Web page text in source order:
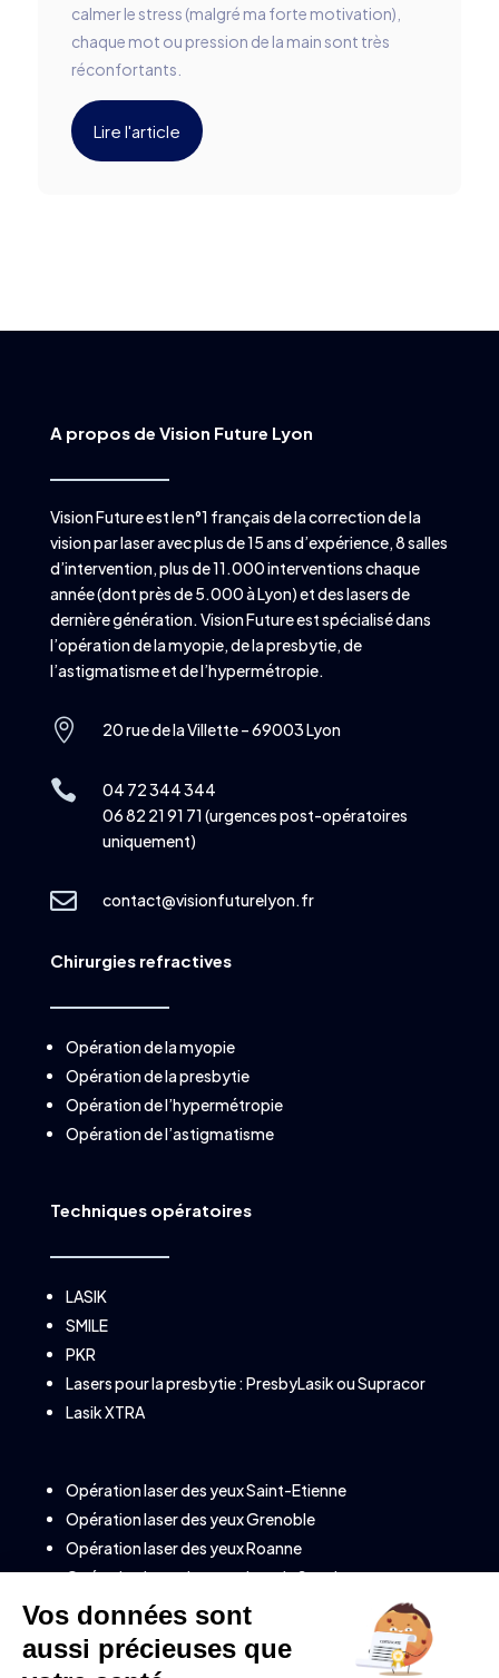
calmer le stress (malgré ma forte motivation),
chaque mot ou pression de la main sont très
réconfortants.
Lire l'article
A propos de Vision Future Lyon
Vision Future est le n°1 français de la correction de la
vision par laser avec plus de 15 ans d’expérience, 8 salles
d’intervention, plus de 11.000 interventions chaque
année (dont près de 5.000 à Lyon) et des lasers de
dernière génération. Vision Future est spécialisé dans
l’opération de la myopie, de la presbytie, de
l’astigmatisme et de l’hypermétropie.
 20 rue de la Villette – 69003 Lyon

04 72 344 344
06 82 21 91 71 (urgences post-opératoires
uniquement)
 contact@visionfuturelyon.fr
Chirurgies refractives
Opération de la myopie
Opération de la presbytie
Opération de l’hypermétropie
Opération de l’astigmatisme
Techniques opératoires
LASIK
SMILE
PKR
Lasers pour la presbytie :PresbyLasikouSupracor
Lasik XTRA
Opération laser des yeux Saint-Etienne
Opération laser des yeux Grenoble
Opération laser des yeux Roanne
Opération laser des yeux Lons le Saunier
Opération laser des yeux à Annecy (Savoie)
Opération laser des yeux à Clermont-Ferrand
Opération laser des yeux à Valence